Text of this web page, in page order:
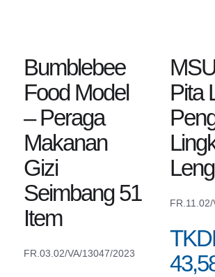
Bumblebee
Food Model
– Peraga
Makanan
Gizi
Seimbang 51
Item
FR.03.02/VA/13047/2023
Pita